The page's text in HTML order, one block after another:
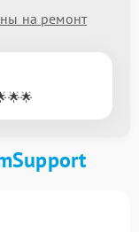
на ремонт